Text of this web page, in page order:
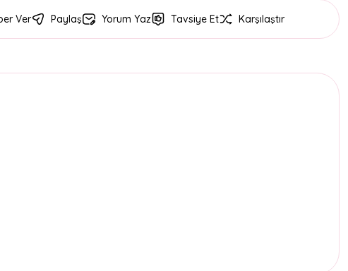
Ver Paylaş Yorum Yaz Tavsiye Et Karşılaştır